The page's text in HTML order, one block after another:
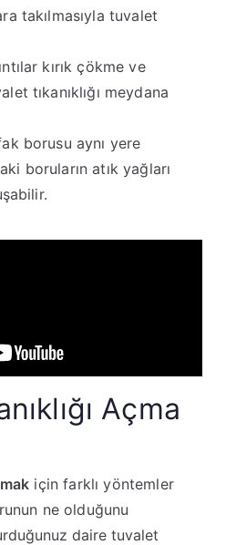
takılmasıyla tuvalet
kırık çökme ve
tıkanıklığı meydana
borusu aynı yere
boruların atık yağları
Açma
için farklı yöntemler
ne olduğunu
daire tuvalet